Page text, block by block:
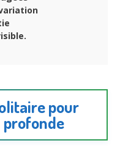
pour
profonde